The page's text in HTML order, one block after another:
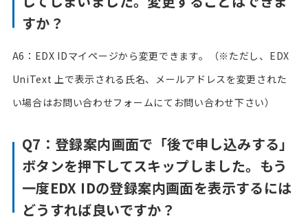
すか？
A6：EDX IDマイページから変更できます。（※ただし、EDX
UniText 上で表示される氏名、メールアドレスを変更された
い場合はお問い合わせフォームにてお問い合わせ下さい）
Q7：登録案内画面で「後で申し込みする」
ボタンを押下してスキップしました。もう
一度EDX IDの登録案内画面を表示するには
どうすれば良いですか？